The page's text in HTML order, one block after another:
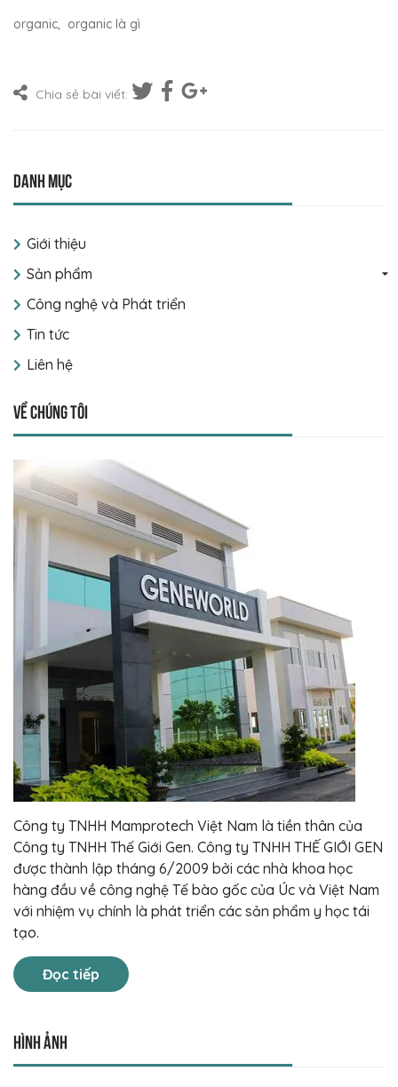
organic, organic là gì
Chia sẻ bài viết:
Danh mục
Giới thiệu
Sản phẩm
Công nghệ và Phát triển
Tin tức
Liên hệ
Về chúng tôi
Công ty TNHH Mamprotech Việt Nam là tiền thân của
Công ty TNHH Thế Giới Gen. Công ty TNHH THẾ GIỚI GEN
được thành lập tháng 6/2009 bởi các nhà khoa học
hàng đầu về công nghệ Tế bào gốc của Úc và Việt Nam
với nhiệm vụ chính là phát triển các sản phẩm y học tái
tạo.
Đọc tiếp
Hình ảnh